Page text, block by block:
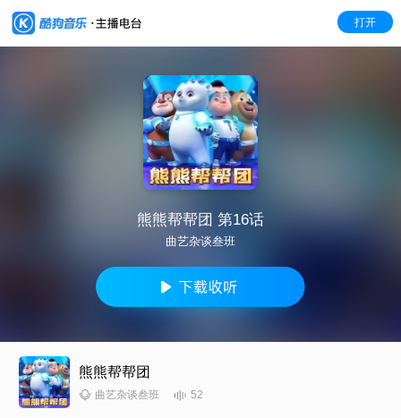
打开
熊熊帮帮团 第16话
曲艺杂谈叁班
熊熊帮帮团
曲艺杂谈叁班 52